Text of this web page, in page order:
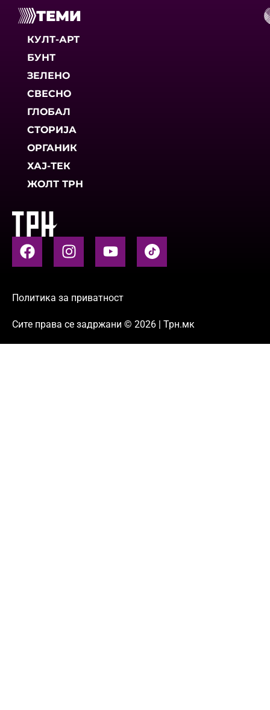
ТЕМИ
КУЛТ-АРТ
БУНТ
ЗЕЛЕНО
СВЕСНО
ГЛОБАЛ
СТОРИЈА
ОРГАНИК
ХАЈ-ТЕК
ЖОЛТ ТРН
Политика за приватност
Сите права се задржани © 2026 | Трн.мк